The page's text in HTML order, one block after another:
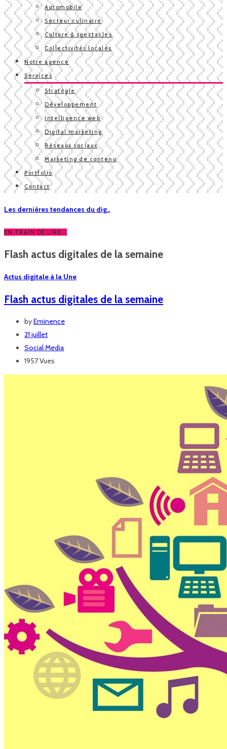
Automobile
Secteur culinaire
Culture & spectacles
Collectivités locales
Notre agence
Services
Stratégie
Développement
Intelligence web
Digital marketing
Réseaux sociaux
Marketing de contenu
Portfolio
Contact
Les dernières tendances du dig..
EN TRAIN DE LIRE...
Flash actus digitales de la semaine
Actus digitale à la Une
Flash actus digitales de la semaine
byEminence
21 juillet
Social Media
1957 Vues